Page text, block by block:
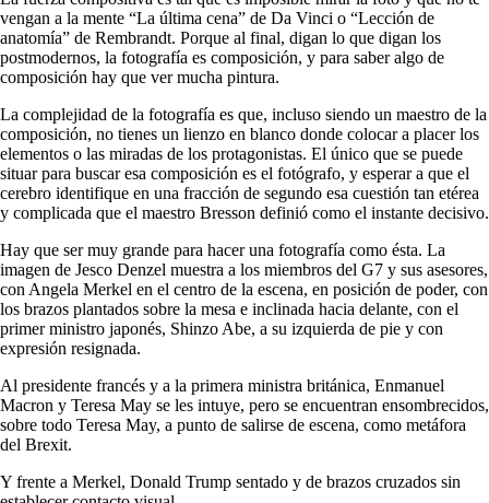
vengan a la mente “La última cena” de Da Vinci o “Lección de
anatomía” de Rembrandt. Porque al final, digan lo que digan los
postmodernos, la fotografía es composición, y para saber algo de
composición hay que ver mucha pintura.
La complejidad de la fotografía es que, incluso siendo un maestro de la
composición, no tienes un lienzo en blanco donde colocar a placer los
elementos o las miradas de los protagonistas. El único que se puede
situar para buscar esa composición es el fotógrafo, y esperar a que el
cerebro identifique en una fracción de segundo esa cuestión tan etérea
y complicada que el maestro Bresson definió como el instante decisivo.
Hay que ser muy grande para hacer una fotografía como ésta. La
imagen de Jesco Denzel muestra a los miembros del G7 y sus asesores,
con Angela Merkel en el centro de la escena, en posición de poder, con
los brazos plantados sobre la mesa e inclinada hacia delante, con el
primer ministro japonés, Shinzo Abe, a su izquierda de pie y con
expresión resignada.
Al presidente francés y a la primera ministra británica, Enmanuel
Macron y Teresa May se les intuye, pero se encuentran ensombrecidos,
sobre todo Teresa May, a punto de salirse de escena, como metáfora
del Brexit.
Y frente a Merkel, Donald Trump sentado y de brazos cruzados sin